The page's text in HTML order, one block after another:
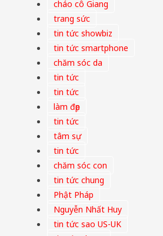
cháo cô Giang
trang sức
tin tức showbiz
tin tức smartphone
chăm sóc da
tin tức
tin tức
làm đẹp
tin tức
tâm sự
tin tức
chăm sóc con
tin tức chung
Phật Pháp
Nguyễn Nhất Huy
tin tức sao US-UK